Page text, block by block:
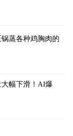
蒸各种鸡胸肉的
幅下滑！AI爆